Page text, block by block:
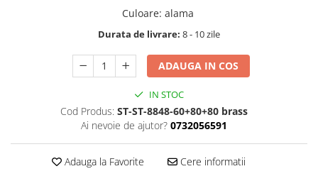
Culoare: alama
Durata de livrare: 8 - 10 zile
ADAUGA IN COS
IN STOC
Cod Produs: ST-ST-8848-60+80+80 brass
Ai nevoie de ajutor? 0732056591
Adauga la Favorite Cere informatii